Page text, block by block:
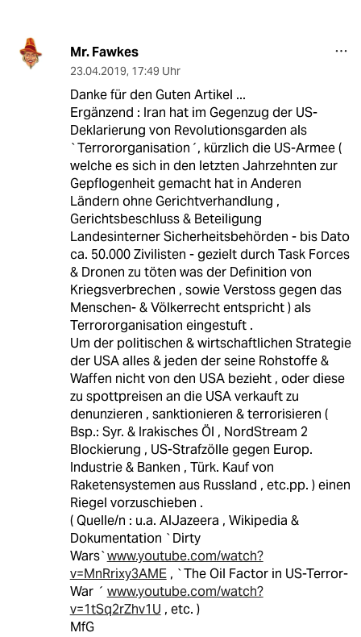
Mr. Fawkes
23.04.2019, 17:49 Uhr
Danke für den Guten Artikel ...
Ergänzend : Iran hat im Gegenzug der US-
Deklarierung von Revolutionsgarden als
`Terrororganisation´, kürzlich die US-Armee (
welche es sich in den letzten Jahrzehnten zur
Gepflogenheit gemacht hat in Anderen
Ländern ohne Gerichtverhandlung ,
Gerichtsbeschluss & Beteiligung
Landesinterner Sicherheitsbehörden - bis Dato
ca. 50.000 Zivilisten - gezielt durch Task Forces
& Dronen zu töten was der Definition von
Kriegsverbrechen , sowie Verstoss gegen das
Menschen- & Völkerrecht entspricht ) als
Terrororganisation eingestuft .
Um der politischen & wirtschaftlichen Strategie
der USA alles & jeden der seine Rohstoffe &
Waffen nicht von den USA bezieht , oder diese
zu spottpreisen an die USA verkauft zu
denunzieren , sanktionieren & terrorisieren (
Bsp.: Syr. & Irakisches Öl , NordStream 2
Blockierung , US-Strafzölle gegen Europ.
Industrie & Banken , Türk. Kauf von
Raketensystemen aus Russland , etc.pp. ) einen
Riegel vorzuschieben .
( Quelle/n : u.a. AlJazeera , Wikipedia &
Dokumentation `Dirty
Wars`www.youtube.com/watch?
v=MnRrixy3AME, `The Oil Factor in US-Terror-
War ´ www.youtube.com/watch?
v=1tSq2rZhv1U , etc. )
MfG